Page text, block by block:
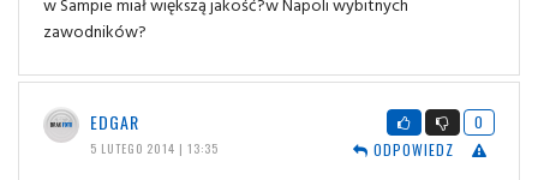
zawodników?
EDGAR
5 LUTEGO 2014 | 13:35
0
ODPOWIEDZ